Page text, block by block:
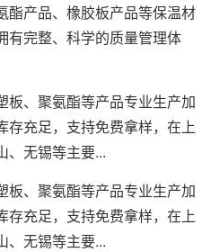
产品、橡胶板产品等保温材
有完整、科学的质量管理体
、聚氨酯等产品专业生产加
存充足，支持免费拿样，在上
、无锡等主要...
、聚氨酯等产品专业生产加
存充足，支持免费拿样，在上
、无锡等主要...